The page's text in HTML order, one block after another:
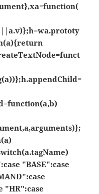
"BASE":case
"HR":case